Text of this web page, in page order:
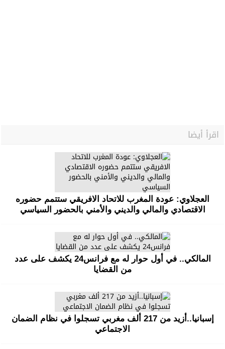
اقرأ أيضا
العجلاوي: عودة المغرب للاتحاد الافريقي ستتمم حضوره
الاقتصادي والمالي والديني والأمني بالحضور السياسي
المالكي.. في أول حوار له مع فرانس24 يكشف على عدد
من القضايا
إسبانيا..أزيد من 217 ألف مغربي تسجلوا في نظام الضمان
الاجتماعي